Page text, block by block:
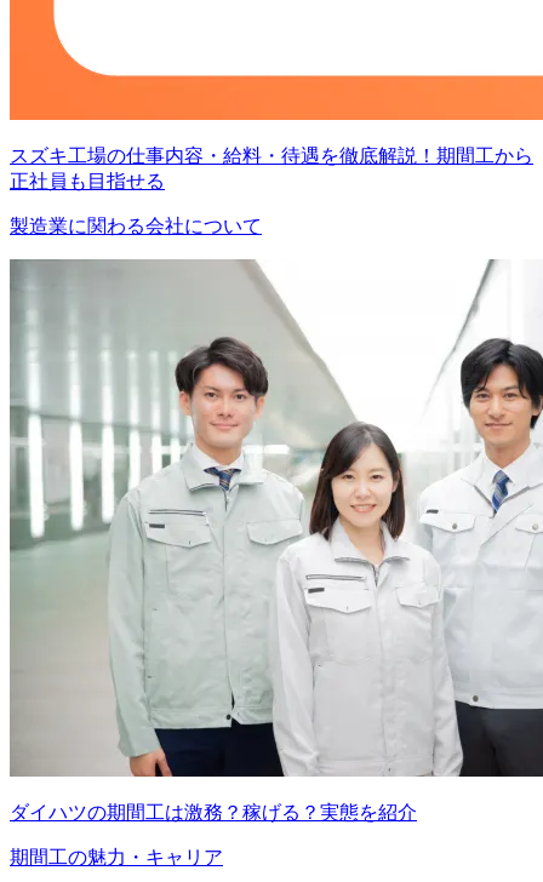
スズキ工場の仕事内容・給料・待遇を徹底解説！期間工から
正社員も目指せる
製造業に関わる会社について
ダイハツの期間工は激務？稼げる？実態を紹介
期間工の魅力・キャリア